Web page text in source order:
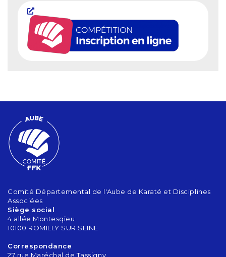
Comité Départemental de l'Aube de Karaté et Disciplines
Associées
Siège social
4 allée Montesqieu
10100 ROMILLY SUR SEINE
Correspondance
27 rue Maréchal de Tassigny